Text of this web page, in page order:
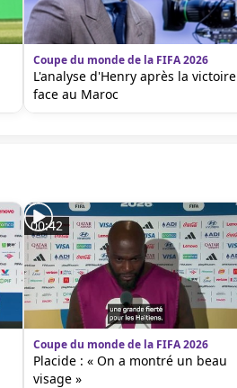
Coupe du monde de la FIFA 2026
L'analyse d'Henry après la victoire
face au Maroc
00:42
Coupe du monde de la FIFA 2026
Placide : « On a montré un beau
visage »